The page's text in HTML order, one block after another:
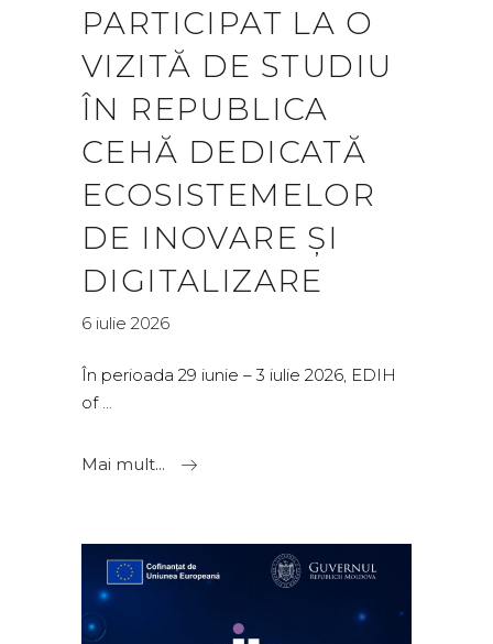
PARTICIPAT LA O
VIZITĂ DE STUDIU
ÎN REPUBLICA
CEHĂ DEDICATĂ
ECOSISTEMELOR
DE INOVARE ȘI
DIGITALIZARE
6 iulie 2026
În perioada 29 iunie – 3 iulie 2026, EDIH
of
Mai mult...